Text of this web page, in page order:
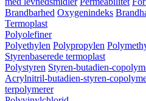
Brandbarhed Oxygenindeks
Termoplast
Polyolefiner
Polyethylen Polypropylen
Styrenbaserede termoplast
Polystyren Styren-butadien-
Acrylnitril-butadien-styren-
terpolymerer